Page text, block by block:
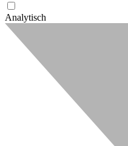
Analytisch